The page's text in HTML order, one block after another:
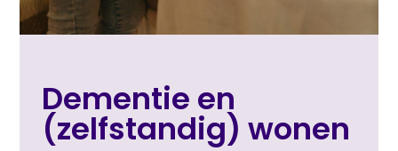
Dementie en
(zelfstandig) wonen